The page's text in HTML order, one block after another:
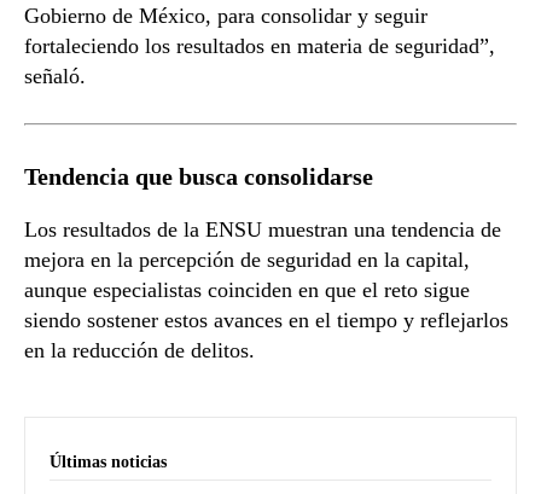
Gobierno de México, para consolidar y seguir
fortaleciendo los resultados en materia de seguridad”,
señaló.
Tendencia que busca consolidarse
Los resultados de la ENSU muestran una tendencia de
mejora en la percepción de seguridad en la capital,
aunque especialistas coinciden en que el reto sigue
siendo sostener estos avances en el tiempo y reflejarlos
en la reducción de delitos.
Últimas noticias